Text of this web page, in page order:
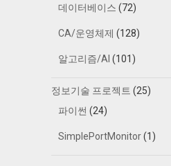
데이터베이스 (72)
CA/운영체제 (128)
알고리즘/AI (101)
정보기술 프로젝트 (25)
파이썬 (24)
SimplePortMonitor(1)